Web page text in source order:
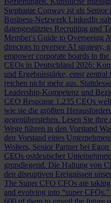
Stephanie Conway ist als
Business-Netzwerk LinkedIn
datengestütztes Recruiting und
Member's Guide to Overseeing
directors to oversee AI strategy,
empower corporate boards in
CEOs in Deutschland 2026:
und Ergebnisstärke, einst
reichen nicht mehr aus.
Leadership-Kompetenz und
CEO Response 1.235 CEOs
wie sie die größten
gegenüberstehen. Lesen Sie
Wege führen in den Vorstand
den Vorstand eines
Wolters, Senior Partner bei
CEOs ostdeutscher Unternehmen
grundlegend. Die Haltung von
den disruptiven Ereignissen
The Super CFO CFOs are
and evolving into “super
600 of them to unveil the future